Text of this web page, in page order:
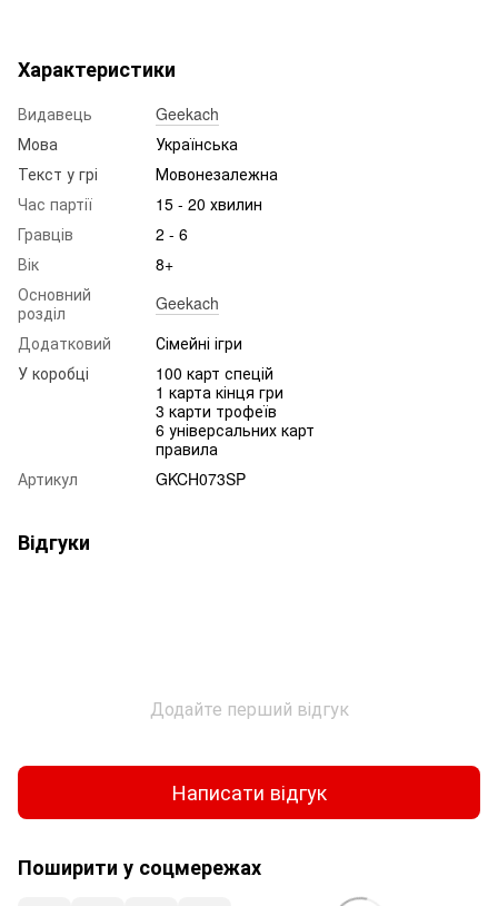
Характеристики
Видавець
Geekach
Мова
Українська
Текст у грі
Мовонезалежна
Час партії
15 - 20 хвилин
Гравців
2 - 6
Вік
8+
Основний
розділ
Geekach
Додатковий
Сімейні ігри
У коробці
100 карт спецій
1 карта кінця гри
3 карти трофеїв
6 універсальних карт
правила
Артикул
GKCH073SP
Відгуки
Додайте перший відгук
Написати відгук
Поширити у соцмережах